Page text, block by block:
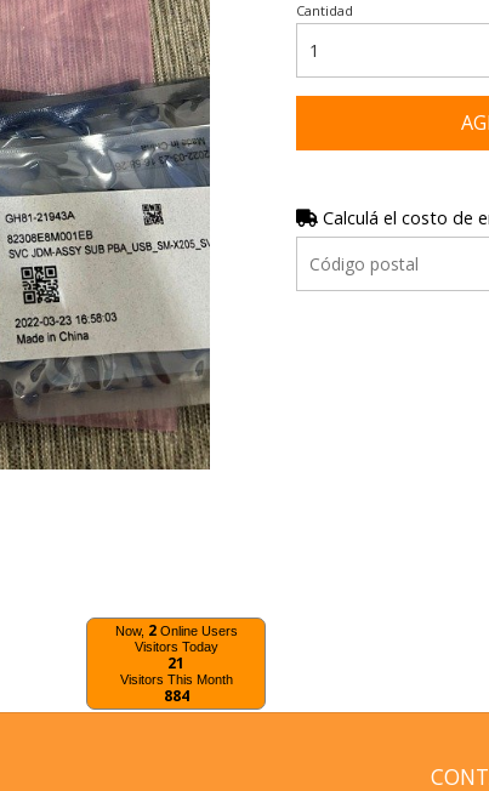
Cantidad
Calculá el costo de
Now, 2Online Users
Visitors Today
21
Visitors This Month
884